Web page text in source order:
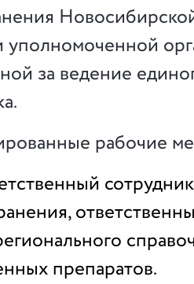
уполномоченной
за ведение
рабочие
препаратов.